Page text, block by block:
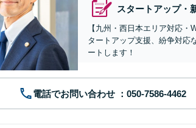
スタートアップ・
【九州・西日本エリア対応
タートアップ支援、紛争対応
ートします！
電話でお問い合わせ